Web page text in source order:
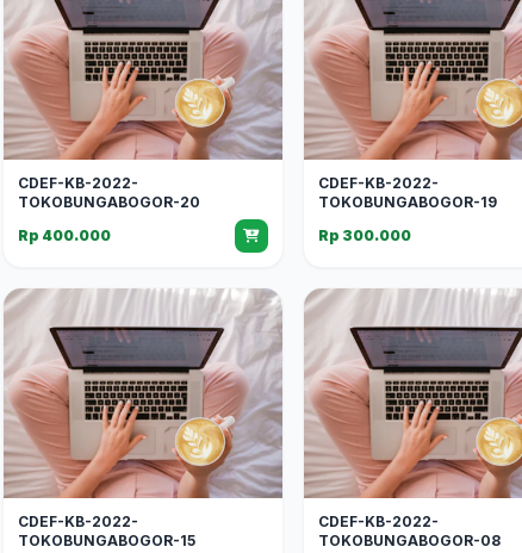
CDEF-KB-2022-
TOKOBUNGABOGOR-20
Rp 400.000
CDEF-KB-2022-
TOKOBUNGABOGOR-19
Rp 300.000
CDEF-KB-2022-
TOKOBUNGABOGOR-15
CDEF-KB-2022-
TOKOBUNGABOGOR-08